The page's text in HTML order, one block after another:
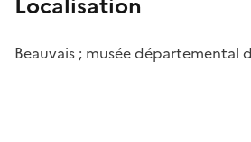
Beauvais ; musée départemental